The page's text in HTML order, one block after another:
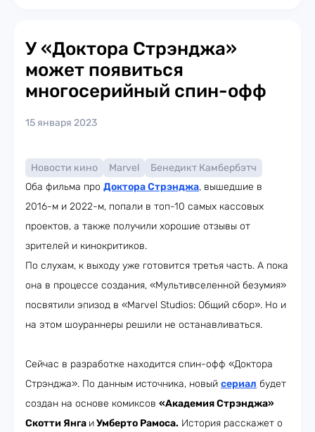
У «Доктора Стрэнджа»
может появиться
многосерийный спин-офф
15 января 2023
Новости кино Marvel
Бенедикт Камбербэтч
Оба фильма про Доктора Стрэнджа, вышедшие в
2016-м и 2022-м, попали в топ-10 самых кассовых
проектов, а также получили хорошие отзывы от
зрителей и кинокритиков.
По слухам, к выходу уже готовится третья часть. А пока
она в процессе создания, «Мультивселенной безумия»
посвятили эпизод в «Marvel Studios: Общий сбор». Но и
на этом шоураннеры решили не останавливаться.
Сейчас в разработке находится спин-офф «Доктора
Стрэнджа». По данным источника, новый сериал будет
создан на основе комиксов «Академия Стрэнджа»
Скотти Янга иУмберто Рамоса. История расскажет о